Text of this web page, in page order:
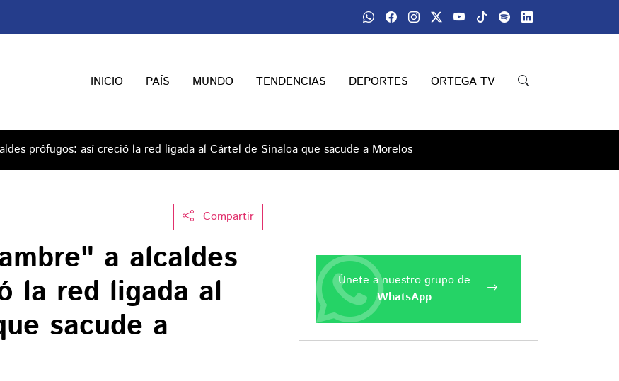
INICIO PAÍS MUNDO TENDENCIAS DEPORTES ORTEGA TV
prófugos: así creció la red ligada al Cártel de Sinaloa que sacude a Morelos
Compartir
a alcaldes
la red ligada al
sacude a
Únete a nuestro grupo de
WhatsApp